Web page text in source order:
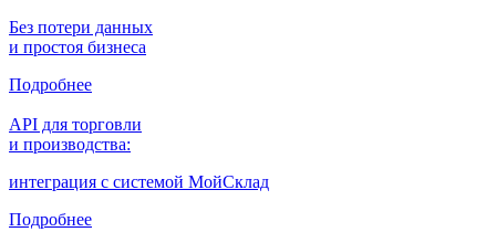
Без потери данных
и простоя бизнеса
Подробнее
API для торговли
и производства:
интеграция с системой МойСклад
Подробнее